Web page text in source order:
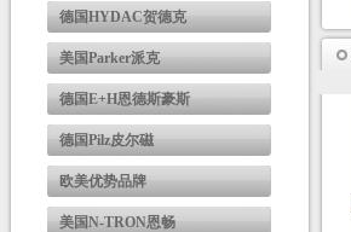
德国HYDAC贺德克
美国Parker派克
德国E+H恩德斯豪斯
德国Pilz皮尔磁
欧美优势品牌
美国N-TRON恩畅